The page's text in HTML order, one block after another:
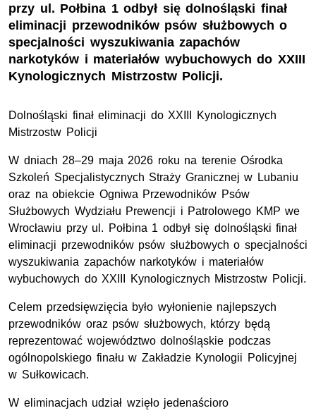
przy ul. Połbina 1 odbył się dolnośląski finał
eliminacji przewodników psów służbowych o
specjalności wyszukiwania zapachów
narkotyków i materiałów wybuchowych do XXIII
Kynologicznych Mistrzostw Policji.
Dolnośląski finał eliminacji do XXIII Kynologicznych
Mistrzostw Policji
W dniach 28–29 maja 2026 roku na terenie Ośrodka
Szkoleń Specjalistycznych Straży Granicznej w Lubaniu
oraz na obiekcie Ogniwa Przewodników Psów
Służbowych Wydziału Prewencji i Patrolowego KMP we
Wrocławiu przy ul. Połbina 1 odbył się dolnośląski finał
eliminacji przewodników psów służbowych o specjalności
wyszukiwania zapachów narkotyków i materiałów
wybuchowych do XXIII Kynologicznych Mistrzostw Policji.
Celem przedsięwzięcia było wyłonienie najlepszych
przewodników oraz psów służbowych, którzy będą
reprezentować województwo dolnośląskie podczas
ogólnopolskiego finału w Zakładzie Kynologii Policyjnej
w Sułkowicach.
W eliminacjach udział wzięło jedenaścioro